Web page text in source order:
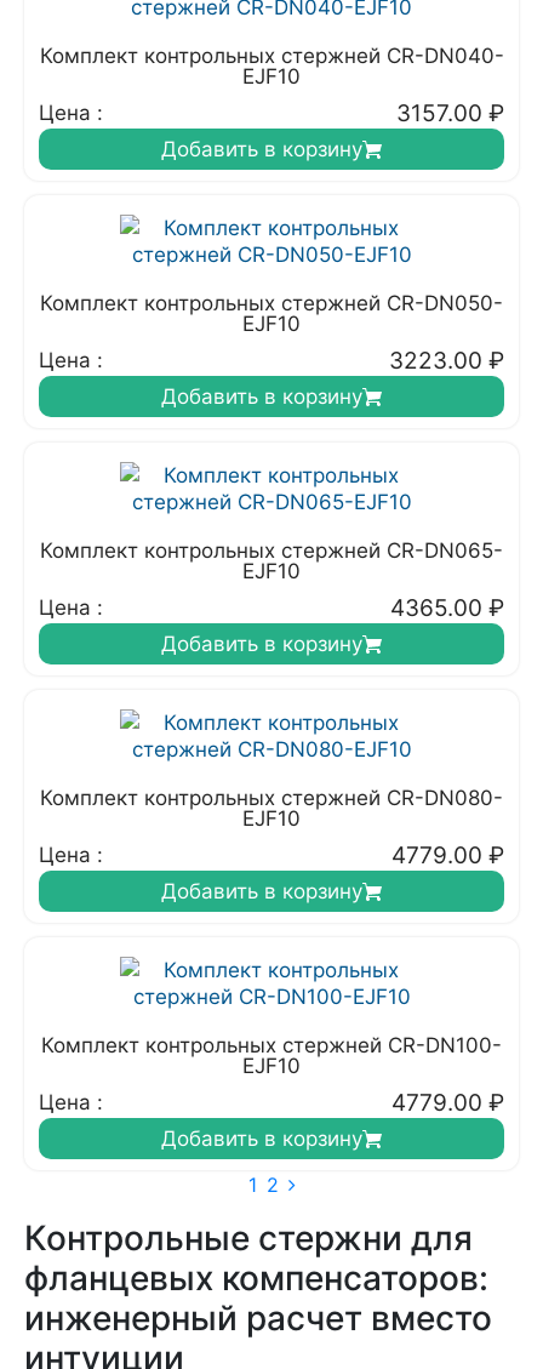
Комплект контрольных стержней CR-DN040-
EJF10
Цена :
3157.00 ₽
Добавить в корзину
Комплект контрольных стержней CR-DN050-
EJF10
Цена :
3223.00 ₽
Добавить в корзину
Комплект контрольных стержней CR-DN065-
EJF10
Цена :
4365.00 ₽
Добавить в корзину
Комплект контрольных стержней CR-DN080-
EJF10
Цена :
4779.00 ₽
Добавить в корзину
Комплект контрольных стержней CR-DN100-
EJF10
Цена :
4779.00 ₽
Добавить в корзину
1 2
Контрольные стержни для
фланцевых компенсаторов:
инженерный расчет вместо
интуиции